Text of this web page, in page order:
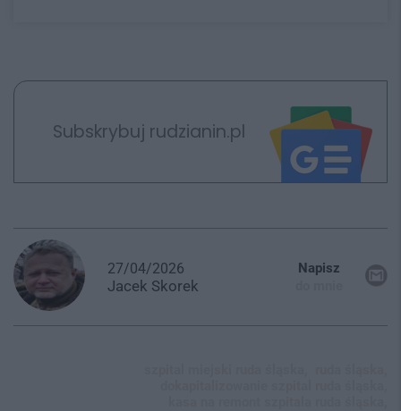
Subskrybuj rudzianin.pl
27/04/2026
Jacek Skorek
Napisz